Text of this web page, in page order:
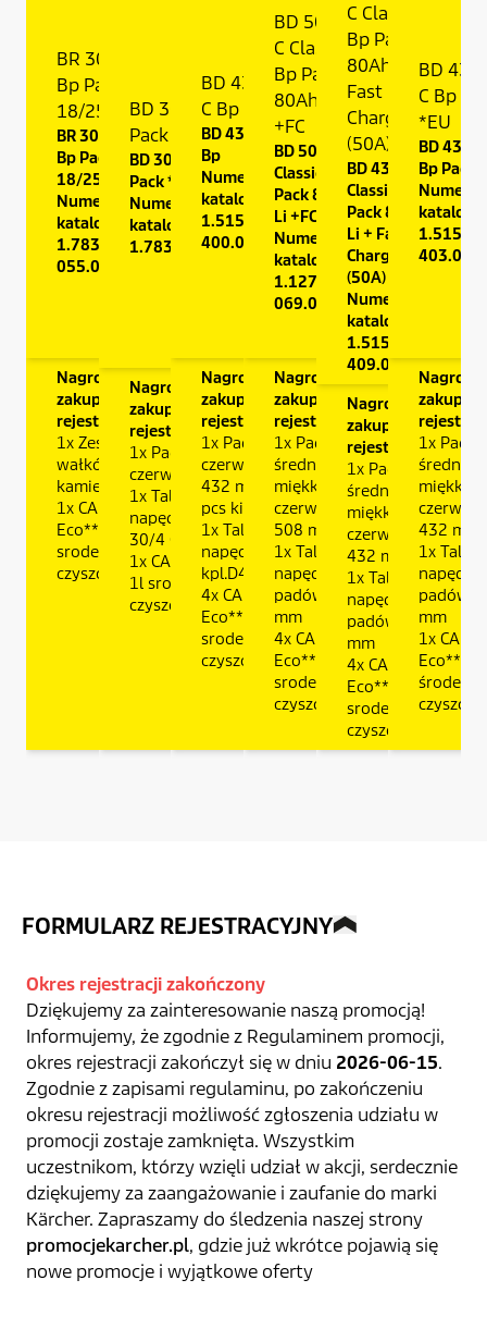
BR 30/1 C
Bp Pack
18/25 *EU
BR 30/1 C
Bp Pack
18/25 *EU
Numer
katalogowy:
1.783-
055.0
Nagrody za
zakup i
rejestrację:
1x Zestaw
wałków
kamień
1x CA 50 C
Eco** 1l
srodek
czyszczacy
BD 30/4 C Bp
Pack *EU
BD 30/4 C Bp
Pack *EU
Numer
katalogowy:
1.783-230.0
Nagrody za
zakup i
rejestrację:
1x Pad
czerwony/miękki
1x Talerz
napędowy BD
30/4 C
1x CA 50 C Eco**
1l srodek
czyszczacy
BD 43/25
C Bp
BD 43/25 C
Bp
Numer
katalogowy:
1.515-
400.0
Nagrody za
zakup i
rejestrację:
1x Pad
czerwony
432 mm (5
pcs kit)
1x Talerz
napęd.pad
kpl.D43
4x CA 50 C
Eco** 1l
srodek
czyszczacy
BD 50/50
C Classic
Bp Pack
80Ah Li
+FC
BD 50/50 C
Classic Bp
Pack 80Ah
Li +FC
Numer
katalogowy:
1.127-
069.0
Nagrody za
zakup i
rejestrację:
1x Pad,
średnio-
miękka,
czerwony,
508 mm
1x Talerz
napędowy
padów, 479
mm
4x CA 50 C
Eco** 1l
srodek
czyszczacy
C Classic
Bp Pack
80Ah Li +
Fast
Charger
(50A)
BD 43/25 C
Classic Bp
Pack 80Ah
Li + Fast
Charger
(50A)
Numer
katalogowy:
1.515-
409.0
Nagrody za
zakup i
rejestrację:
1x Pad,
średnio-
miękka,
czerwony,
432 mm,
1x Talerz
napędowy
padów, 403
mm
4x CA 50 C
Eco** 1l
srodek
czyszczacy
BD 43/
C Bp
*EU
BD 43/
Bp Pack
Numer
1.515-
403.0
Nagrody
zakup i
1x Pad,
średnio-
miękka,
432 mm,
1x Talerz
padów,
mm
1x CA 50
Eco** 1l
środek
FORMULARZ REJESTRACYJNY
Okres rejestracji zakończony
Dziękujemy za zainteresowanie naszą promocją!
Informujemy, że zgodnie z Regulaminem promocji,
okres rejestracji zakończył się w dniu 2026-06-15.
Zgodnie z zapisami regulaminu, po zakończeniu
okresu rejestracji możliwość zgłoszenia udziału w
promocji zostaje zamknięta. Wszystkim
uczestnikom, którzy wzięli udział w akcji, serdecznie
dziękujemy za zaangażowanie i zaufanie do marki
Kärcher. Zapraszamy do śledzenia naszej strony
promocjekarcher.pl, gdzie już wkrótce pojawią się
nowe promocje i wyjątkowe oferty